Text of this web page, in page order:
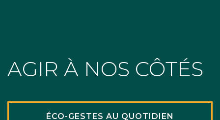
AGIR À NOS CÔTÉS
ÉCO-GESTES AU QUOTIDIEN